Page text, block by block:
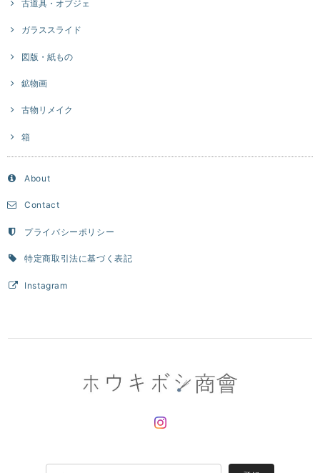
古道具・オブジェ
ガラススライド
図版・紙もの
鉱物画
古物リメイク
箱
About
Contact
プライバシーポリシー
特定商取引法に基づく表記
Instagram